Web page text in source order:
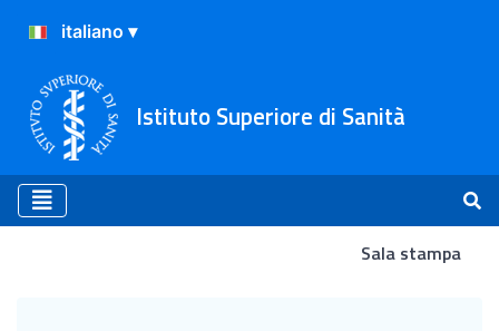
Istituto Superiore di Sanità
Sala stampa